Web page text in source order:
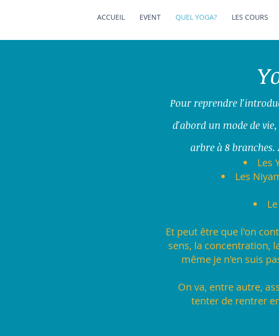
ACCUEIL EVENT QUEL YOGA? LES COURS
Pour reprendre
d'abord un mode de
arbre à 8
Les
Les
Et peut être que l'on
sens, la concentration,
même je n'en suis
On va, entre autre,
tenter de rentrer